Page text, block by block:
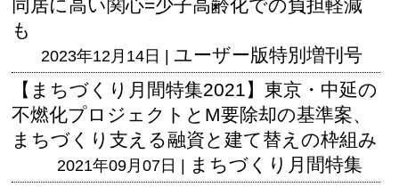
同居に高い関心=少子高齢化での負担軽減
も
2023年12月14日 | ユーザー版特別増刊号
【まちづくり月間特集2021】東京・中延の
不燃化プロジェクトとM要除却の基準案、
まちづくり支える融資と建て替えの枠組み
2021年09月07日 | まちづくり月間特集